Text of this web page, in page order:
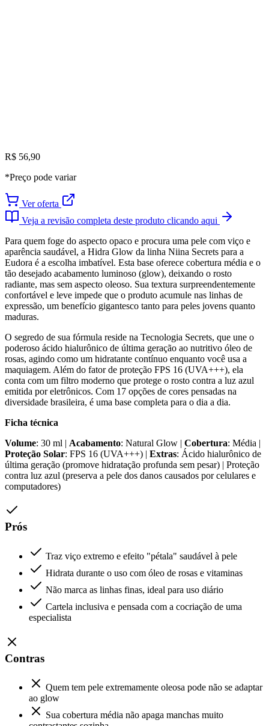
R$ 56,90
*Preço pode variar
Ver oferta
Veja a revisão completa deste produto clicando aqui
Para quem foge do aspecto opaco e procura uma pele com viço e
aparência saudável, a Hidra Glow da linha Niina Secrets para a
Eudora é a escolha imbatível. Esta base oferece cobertura média e o
tão desejado acabamento luminoso (glow), deixando o rosto
radiante, mas sem aspecto oleoso. Sua textura surpreendentemente
confortável e leve impede que o produto acumule nas linhas de
expressão, um benefício gigantesco tanto para peles jovens quanto
maduras.
O segredo de sua fórmula reside na Tecnologia Secrets, que une o
poderoso ácido hialurônico de última geração ao nutritivo óleo de
rosas, agindo como um hidratante contínuo enquanto você usa a
maquiagem. Além do fator de proteção FPS 16 (UVA+++), ela
conta com um filtro moderno que protege o rosto contra a luz azul
emitida por eletrônicos. Com 17 opções de cores pensadas na
diversidade brasileira, é uma base completa para o dia a dia.
Ficha técnica
Volume: 30 ml | Acabamento: Natural Glow | Cobertura: Média |
Proteção Solar: FPS 16 (UVA+++) | Extras: Ácido hialurônico de
última geração (promove hidratação profunda sem pesar) | Proteção
contra luz azul (preserva a pele dos danos causados por celulares e
computadores)
Prós
Traz viço extremo e efeito "pétala" saudável à pele
Hidrata durante o uso com óleo de rosas e vitaminas
Não marca as linhas finas, ideal para uso diário
Cartela inclusiva e pensada com a cocriação de uma
especialista
Contras
Quem tem pele extremamente oleosa pode não se adaptar
ao glow
Sua cobertura média não apaga manchas muito